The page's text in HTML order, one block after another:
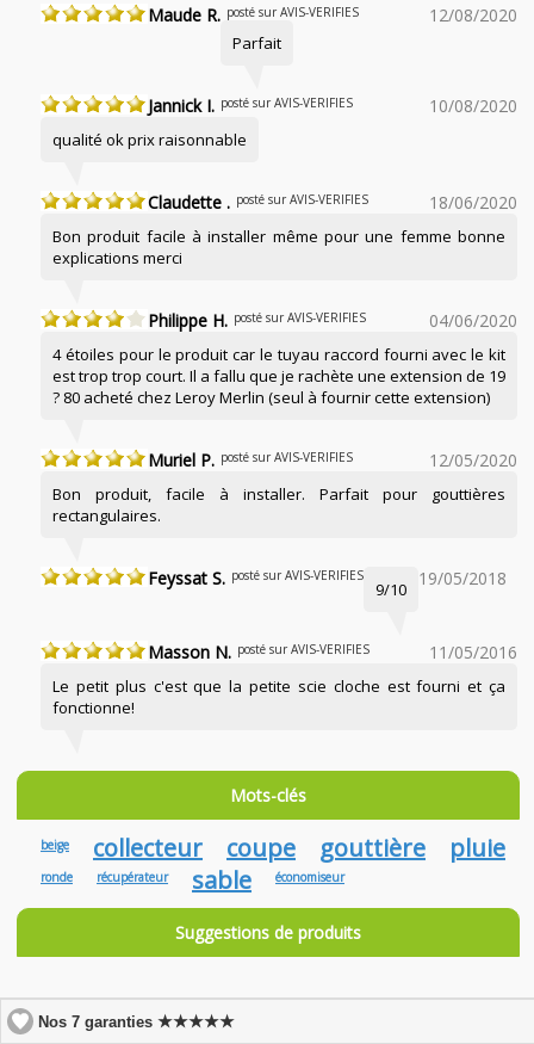
Maude R. posté sur AVIS-VERIFIES 12/08/2020
Parfait
Jannick I. posté sur AVIS-VERIFIES 10/08/2020
qualité ok prix raisonnable
Claudette . posté sur AVIS-VERIFIES 18/06/2020
Bon produit facile à installer même pour une femme bonne
explications merci
Philippe H. posté sur AVIS-VERIFIES 04/06/2020
4 étoiles pour le produit car le tuyau raccord fourni avec le kit
est trop trop court. Il a fallu que je rachète une extension de 19
? 80 acheté chez Leroy Merlin (seul à fournir cette extension)
Muriel P. posté sur AVIS-VERIFIES 12/05/2020
Bon produit, facile à installer. Parfait pour gouttières
rectangulaires.
Feyssat S. posté sur AVIS-VERIFIES 19/05/2018
9/10
Masson N. posté sur AVIS-VERIFIES 11/05/2016
Le petit plus c'est que la petite scie cloche est fourni et ça
fonctionne!
Mots-clés
beige collecteur coupe gouttière pluie
ronde récupérateur sable économiseur
Suggestions de produits
Nos 7 garanties★★★★★